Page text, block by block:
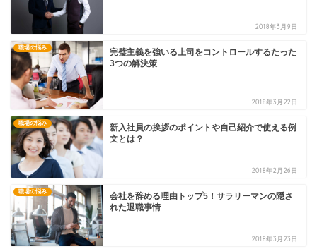
2018年3月9日
職場の悩み
完璧主義を強いる上司をコントロールするたった
3つの解決策
2018年3月22日
職場の悩み
新入社員の挨拶のポイントや自己紹介で使える例
文とは？
2018年2月26日
職場の悩み
会社を辞める理由トップ5！サラリーマンの隠さ
れた退職事情
2018年3月23日